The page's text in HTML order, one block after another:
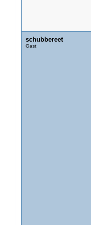
schubbereet
Gast